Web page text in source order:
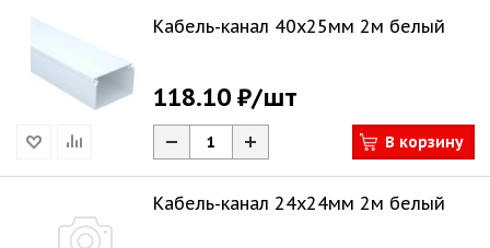
Кабель-канал 40х25мм 2м белый
118.10 ₽/шт
В корзину
Кабель-канал 24х24мм 2м белый